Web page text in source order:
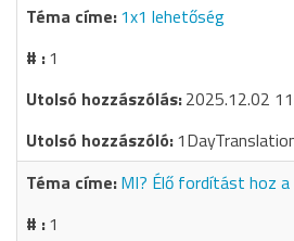
1x1 lehetőség
1
2025.12.02
MI? Élő fordítást hoz a
1